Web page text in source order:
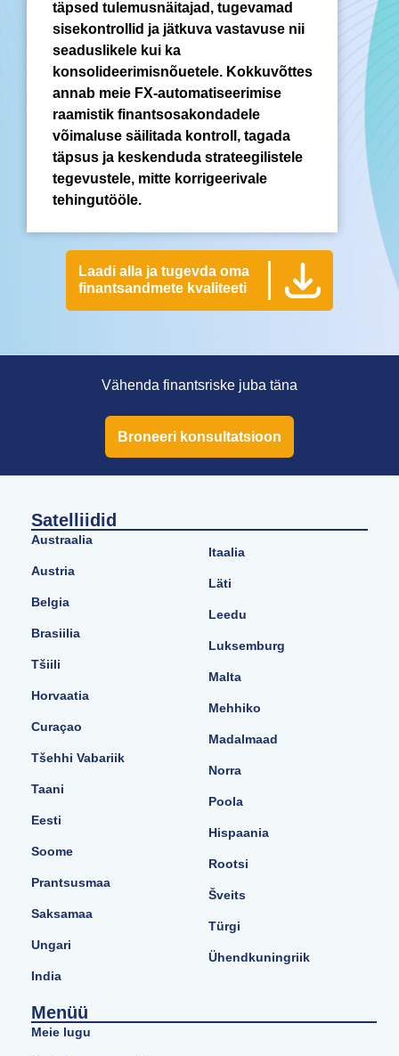
täpsed tulemusnäitajad, tugevamad
sisekontrollid ja jätkuva vastavuse nii
seaduslikele kui ka
konsolideerimisnõuetele. Kokkuvõttes
annab meie FX-automatiseerimise
raamistik finantsosakondadele
võimaluse säilitada kontroll, tagada
täpsus ja keskenduda strateegilistele
tegevustele, mitte korrigeerivale
tehingutööle.
Laadi alla ja tugevda oma
finantsandmete kvaliteeti
Vähenda finantsriske juba täna
Broneeri konsultatsioon
Satelliidid
Austraalia
Austria
Belgia
Brasiilia
Tšiili
Horvaatia
Curaçao
Tšehhi Vabariik
Taani
Eesti
Soome
Prantsusmaa
Saksamaa
Ungari
India
Itaalia
Läti
Leedu
Luksemburg
Malta
Mehhiko
Madalmaad
Norra
Poola
Hispaania
Rootsi
Šveits
Türgi
Ühendkuningriik
Menüü
Meie lugu